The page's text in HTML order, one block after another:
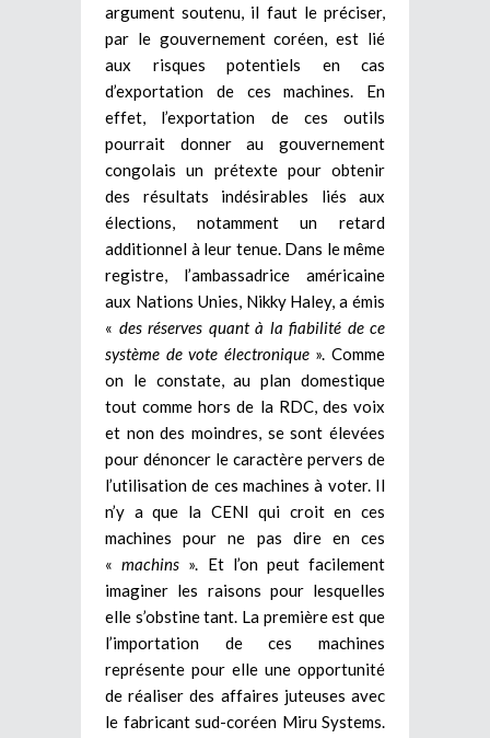
argument soutenu, il faut le préciser,
par le gouvernement coréen, est lié
aux risques potentiels en cas
d’exportation de ces machines. En
effet, l’exportation de ces outils
pourrait donner au gouvernement
congolais un prétexte pour obtenir
des résultats indésirables liés aux
élections, notamment un retard
additionnel à leur tenue. Dans le même
registre, l’ambassadrice américaine
aux Nations Unies, Nikky Haley, a émis
« des réserves quant à la fiabilité de ce
système de vote électronique». Comme
on le constate, au plan domestique
tout comme hors de la RDC, des voix
et non des moindres, se sont élevées
pour dénoncer le caractère pervers de
l’utilisation de ces machines à voter. Il
n’y a que la CENI qui croit en ces
machines pour ne pas dire en ces
«machins ». Et l’on peut facilement
imaginer les raisons pour lesquelles
elle s’obstine tant. La première est que
l’importation de ces machines
représente pour elle une opportunité
de réaliser des affaires juteuses avec
le fabricant sud-coréen Miru Systems.